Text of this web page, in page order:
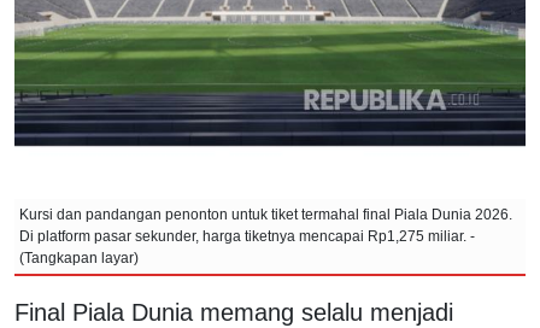
Kursi dan pandangan penonton untuk tiket termahal final Piala Dunia 2026.
Di platform pasar sekunder, harga tiketnya mencapai Rp1,275 miliar. -
(Tangkapan layar)
Final Piala Dunia memang selalu menjadi